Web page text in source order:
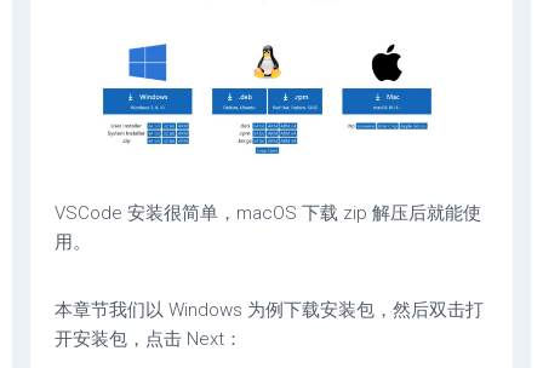
VSCode 安装很简单，macOS 下载 zip 解压后就能使
用。
本章节我们以 Windows 为例下载安装包，然后双击打
开安装包，点击 Next：